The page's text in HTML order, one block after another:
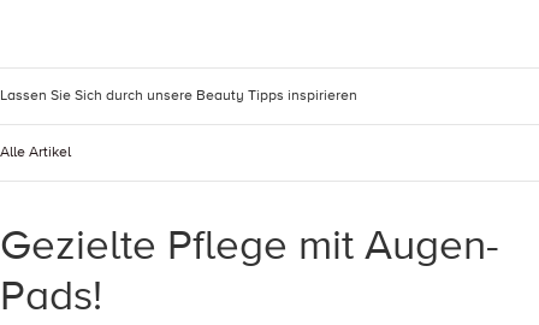
Lassen Sie Sich durch unsere Beauty Tipps inspirieren
Alle Artikel
Gezielte Pflege mit Augen-
Pads!